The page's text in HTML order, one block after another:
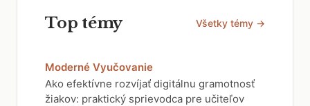
Top témy Všetky témy →
Moderné Vyučovanie
Ako efektívne rozvíjať digitálnu gramotnosť
žiakov: praktický sprievodca pre učiteľov